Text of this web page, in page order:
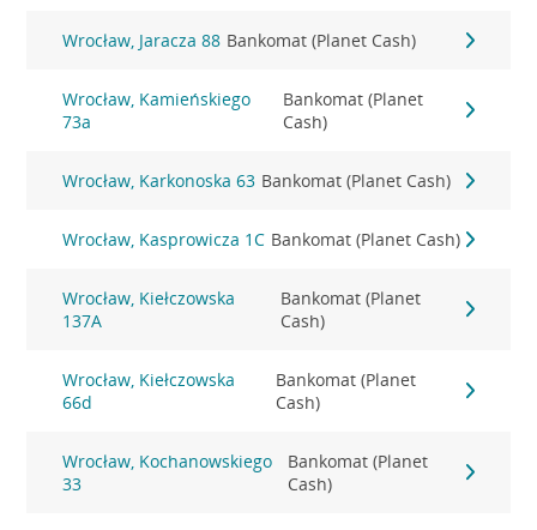
Wrocław, Jaracza 88 Bankomat (Planet Cash)
Wrocław, Kamieńskiego
73a
Bankomat (Planet
Cash)
Wrocław, Karkonoska 63 Bankomat (Planet Cash)
Wrocław, Kasprowicza 1C Bankomat (Planet Cash)
Wrocław, Kiełczowska
137A
Bankomat (Planet
Cash)
Wrocław, Kiełczowska
66d
Bankomat (Planet
Cash)
Wrocław, Kochanowskiego
33
Bankomat (Planet
Cash)